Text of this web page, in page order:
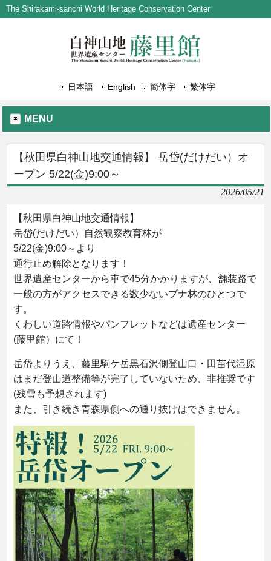
The Shirakami-sanchi World Heritage Conservation Center
日本語 English 簡体字 繁体字
MENU
【秋田県白神山地交通情報】 岳岱(だけだい）オ
ープン 5/22(金)9:00～
2026/05/21
【秋田県白神山地交通情報】
岳岱(だけだい）自然観察教育林が
5/22(金)9:00～より
通行止め解除となります！
世界遺産センターから車で45分かかりますが、舗装路で
一般の方がアクセスできる数少ないブナ林のひとつで
す。
くわしい道路情報やパンフレットなどは遺産センター
(藤里館）にて！
岳岱よりうえ、藤里駒ケ岳黒石沢側登山口・田苗代湿原
はまだ登山道整備等が完了していないため、非推奨です
(残雪も予想されます)
また、引き続き青森県側への通り抜けはできません。